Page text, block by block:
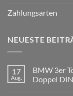
Zahlungsarten
NEUESTE
17
Aug.
BMW 3er
Doppel DIN